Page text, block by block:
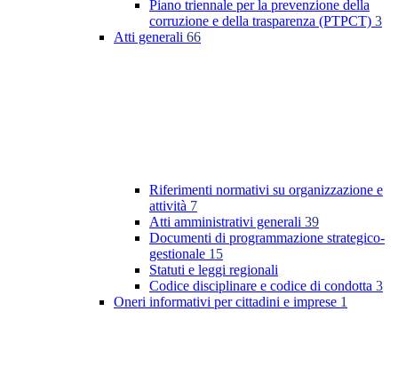
Piano triennale per la prevenzione della
corruzione e della trasparenza (PTPCT) 3
Atti generali 66
Riferimenti normativi su organizzazione e
attività 7
Atti amministrativi generali 39
Documenti di programmazione strategico-
gestionale 15
Statuti e leggi regionali
Codice disciplinare e codice di condotta 3
Oneri informativi per cittadini e imprese 1